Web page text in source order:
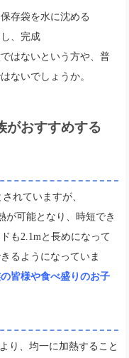
存袋を水に沈める
、完成
はないという方や、普
ないでしょうか。
がおすすめする
れていますが、
が可能となり、時短でき
も2.1mと長めになって
るようになっていま
皆様や食べ盛りのお子
り、均一に加熱すること